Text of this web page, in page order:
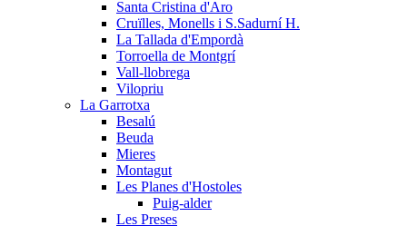
Santa Cristina d'Aro
Cruïlles, Monells i S.Sadurní H.
La Tallada d'Empordà
Torroella de Montgrí
Vall-llobrega
Vilopriu
La Garrotxa
Besalú
Beuda
Mieres
Montagut
Les Planes d'Hostoles
Puig-alder
Les Preses